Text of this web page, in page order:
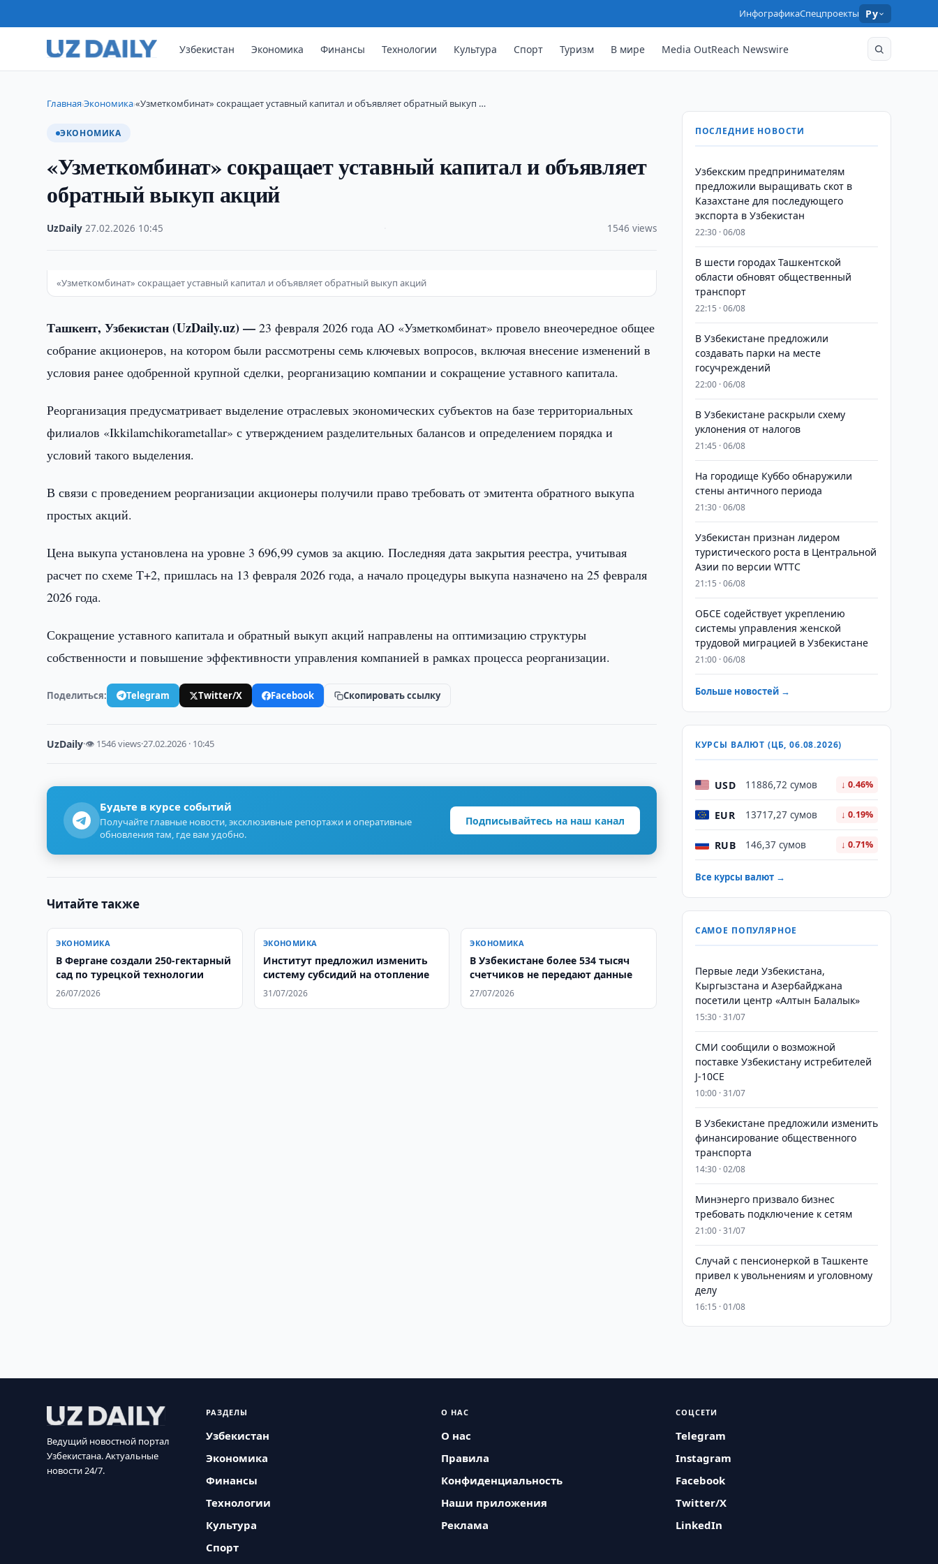
ИнфографикаСпецпроекты Ру
Узбекистан Экономика Финансы Технологии Культура Спорт Туризм В мире Media OutReach Newswire
Главная›Экономика›«Узметкомбинат» сокращает уставный капитал и объявляет обратный выкуп …
ЭКОНОМИКА
«Узметкомбинат» сокращает уставный капитал и объявляет
обратный выкуп акций
UzDaily ·27.02.2026 10:45 1546 views
«Узметкомбинат» сокращает уставный капитал и объявляет обратный выкуп акций
Ташкент, Узбекистан (UzDaily.uz) —23 февраля 2026 года АО «Узметкомбинат» провело внеочередное общее
собрание акционеров, на котором были рассмотрены семь ключевых вопросов, включая внесение изменений в
условия ранее одобренной крупной сделки, реорганизацию компании и сокращение уставного капитала.
Реорганизация предусматривает выделение отраслевых экономических субъектов на базе территориальных
филиалов «Ikkilamchikorametallar» с утверждением разделительных балансов и определением порядка и
условий такого выделения.
В связи с проведением реорганизации акционеры получили право требовать от эмитента обратного выкупа
простых акций.
Цена выкупа установлена на уровне 3 696,99 сумов за акцию. Последняя дата закрытия реестра, учитывая
расчет по схеме T+2, пришлась на 13 февраля 2026 года, а начало процедуры выкупа назначено на 25 февраля
2026 года.
Сокращение уставного капитала и обратный выкуп акций направлены на оптимизацию структуры
собственности и повышение эффективности управления компанией в рамках процесса реорганизации.
Поделиться: Telegram Twitter/X Facebook Скопировать ссылку
UzDaily·👁 1546 views·27.02.2026 · 10:45
Будьте в курсе событий
Получайте главные новости, эксклюзивные репортажи и оперативные
обновления там, где вам удобно.
Подписывайтесь на наш канал
Читайте также
ЭКОНОМИКА
В Фергане создали 250-гектарный
сад по турецкой технологии
26/07/2026
ЭКОНОМИКА
Институт предложил изменить
систему субсидий на отопление
31/07/2026
ЭКОНОМИКА
В Узбекистане более 534 тысяч
счетчиков не передают данные
27/07/2026
ПОСЛЕДНИЕ НОВОСТИ
Узбекским предпринимателям
предложили выращивать скот в
Казахстане для последующего
экспорта в Узбекистан
22:30 · 06/08
В шести городах Ташкентской
области обновят общественный
транспорт
22:15 · 06/08
В Узбекистане предложили
создавать парки на месте
госучреждений
22:00 · 06/08
В Узбекистане раскрыли схему
уклонения от налогов
21:45 · 06/08
На городище Куббо обнаружили
стены античного периода
21:30 · 06/08
Узбекистан признан лидером
туристического роста в Центральной
Азии по версии WTTC
21:15 · 06/08
ОБСЕ содействует укреплению
системы управления женской
трудовой миграцией в Узбекистане
21:00 · 06/08
Больше новостей →
КУРСЫ ВАЛЮТ (ЦБ, 06.08.2026)
USD 11886,72 сумов ↓ 0.46%
EUR 13717,27 сумов ↓ 0.19%
RUB 146,37 сумов ↓ 0.71%
Все курсы валют →
САМОЕ ПОПУЛЯРНОЕ
Первые леди Узбекистана,
Кыргызстана и Азербайджана
посетили центр «Алтын Балалык»
15:30 · 31/07
СМИ сообщили о возможной
поставке Узбекистану истребителей
J-10CE
10:00 · 31/07
В Узбекистане предложили изменить
финансирование общественного
транспорта
14:30 · 02/08
Минэнерго призвало бизнес
требовать подключение к сетям
21:00 · 31/07
Случай с пенсионеркой в Ташкенте
привел к увольнениям и уголовному
делу
16:15 · 01/08
Ведущий новостной портал
Узбекистана. Актуальные
новости 24/7.
РАЗДЕЛЫ
Узбекистан
Экономика
Финансы
Технологии
Культура
Спорт
О НАС
О нас
Правила
Конфиденциальность
Наши приложения
Реклама
СОЦСЕТИ
Telegram
Instagram
Facebook
Twitter/X
LinkedIn